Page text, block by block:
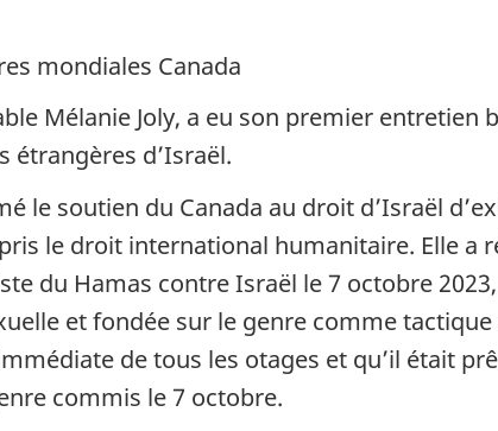
mondiales Canada
Mélanie Joly, a eu son premier entretien
d’Israël.
le soutien du Canada au droit d’Israël
le droit international humanitaire. Elle a
du Hamas contre Israël le 7 octobre
et fondée sur le genre comme
de tous les otages et qu’il était
commis le 7 octobre.